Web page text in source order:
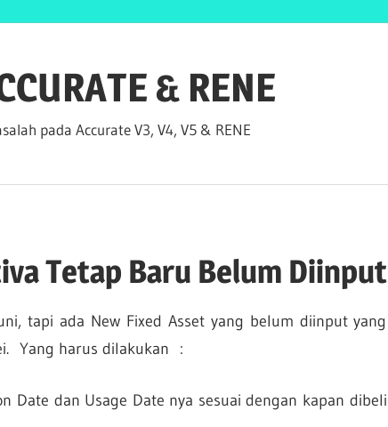
& RENE
pada Accurate V3, V4, V5 & RENE
Tetap Baru Belum Diinput
tapi ada New Fixed Asset yang belum diinput yang
Yang harus dilakukan :
Date dan Usage Date nya sesuai dengan kapan dibeli